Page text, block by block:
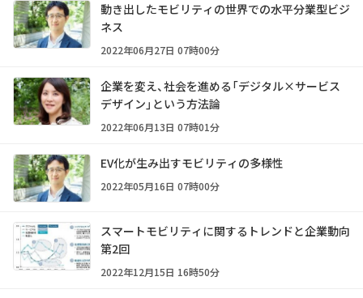
動き出したモビリティの世界での水平分業型ビジ
ネス
2022年06月27日 07時00分
企業を変え、社会を進める「デジタル×サービス
デザイン」という方法論
2022年06月13日 07時01分
EV化が生み出すモビリティの多様性
2022年05月16日 07時00分
スマートモビリティに関するトレンドと企業動向
第2回
2022年12月15日 16時50分